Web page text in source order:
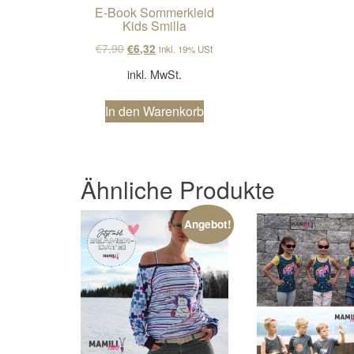
E-Book Sommerkleid
Kids Smilla
€7,90Ursprünglicher Preis war: €7,90
€6,32 Aktueller Preis ist: €6,32.
inkl. 19% USt
inkl. MwSt.
In den Warenkorb
Ähnliche Produkte
Angebot!